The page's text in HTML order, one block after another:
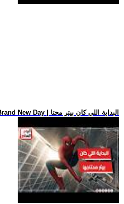
.. فيلم Spider-Man: Brand New Day | البداية اللي كان بيتر محتا